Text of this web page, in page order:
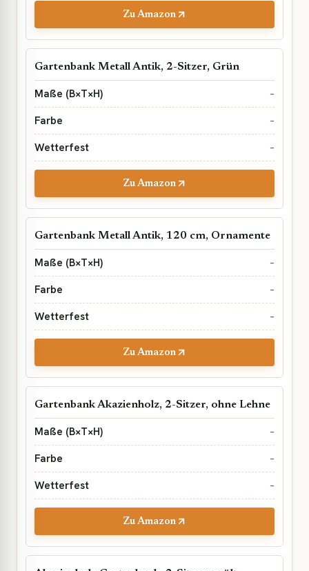
Zu Amazon
Gartenbank Metall Antik, 2-Sitzer, Grün
–
–
–
Zu Amazon
Gartenbank Metall Antik, 120 cm, Ornamente
–
–
–
Zu Amazon
Gartenbank Akazienholz, 2-Sitzer, ohne Lehne
–
–
–
Zu Amazon